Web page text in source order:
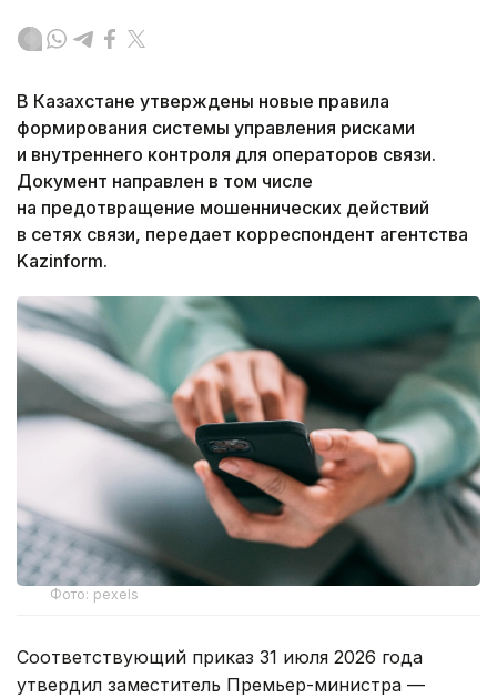
В Казахстане утверждены новые правила
формирования системы управления рисками
и внутреннего контроля для операторов связи.
Документ направлен в том числе
на предотвращение мошеннических действий
в сетях связи, передает корреспондент агентства
Kazinform.
Фото: pexels
Соответствующий приказ 31 июля 2026 года
утвердил заместитель Премьер-министра —